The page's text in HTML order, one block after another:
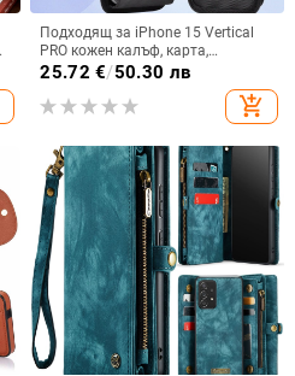
Подходящ за iPhone 15 Vertical
PRO кожен калъф, карта,
оксфордски плат, найлонов плат,
мобилен телефон
25.72 €/50.30 лв
add_shopping_cart